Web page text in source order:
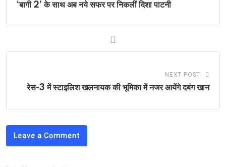
‘बागी 2’ के साथ अब नये सफर पर निकलीं दिशा पाटनी
NEXT POST
रेस-3 में स्टाइलिश खलनायक की भूमिका में नजर आयेंगे दबंग खान
Leave a Comment